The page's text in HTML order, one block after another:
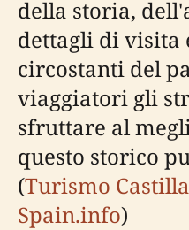
della storia,
dettagli di visita
circostanti del
viaggiatori gli
sfruttare al
questo storico
(Turismo
Spain.info)